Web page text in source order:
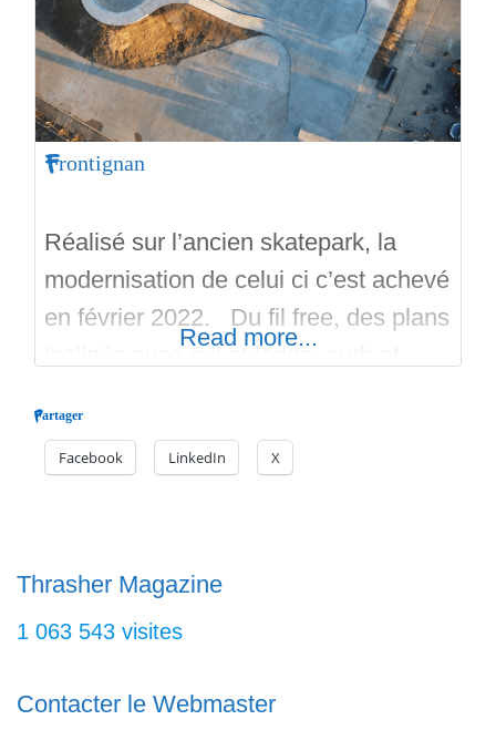
Frontignan
Réalisé sur l’ancien skatepark, la
modernisation de celui ci c’est achevé
en février 2022. Du fil free, des plans
inclinés avec rail et ledge, curb et
trois quarts fermé avec une petite
raquette conclue ce park, avec
skatepark
Read more...
Partager
Facebook LinkedIn X
Thrasher Magazine
1 063 543 visites
Contacter le Webmaster